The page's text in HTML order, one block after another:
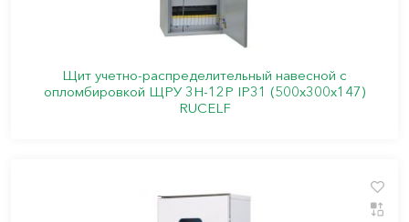
Щит учетно-распределительный навесной с
опломбировкой ЩРУ 3Н-12Р IP31 (500х300х147)
RUCELF